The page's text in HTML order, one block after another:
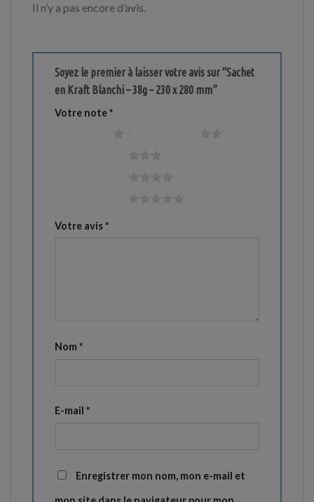
Il n’y a pas encore d’avis.
Soyez le premier à laisser votre avis sur “Sachet
en Kraft Blanchi – 38g – 230 x 280 mm”
Votre note*
Votre avis*
Nom *
E-mail *
Enregistrer mon nom, mon e-mail et